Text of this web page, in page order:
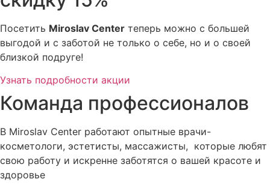
Посетить Miroslav Сenter теперь можно с большей
выгодой и с заботой не только о себе, но и о своей
близкой подруге!
Узнать подробности акции
Команда профессионалов
В Miroslav Сenter работают опытные врачи-
косметологи, эстетисты, массажисты, которые любят
свою работу и искренне заботятся о вашей красоте и
здоровье